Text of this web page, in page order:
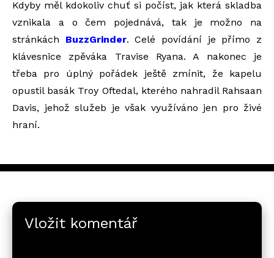
Kdyby měl kdokoliv chuť si počíst, jak která skladba
vznikala a o čem pojednává, tak je možno na
stránkách BuzzGrinder. Celé povídání je přímo z
klávesnice zpěváka Travise Ryana. A nakonec je
třeba pro úplný pořádek ještě zmínit, že kapelu
opustil basák Troy Oftedal, kterého nahradil Rahsaan
Davis, jehož služeb je však využíváno jen pro živé
hraní.
Vložit komentář